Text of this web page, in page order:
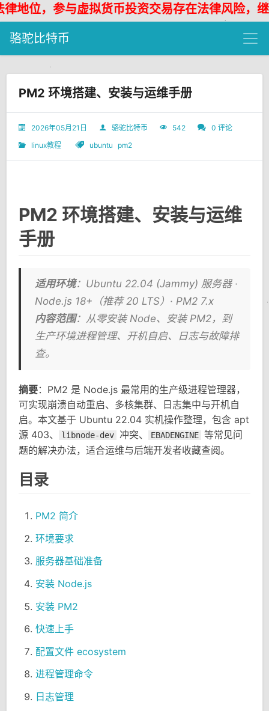
虚拟货币投资交易存在法律风险，继续浏览代
骆驼比特币
PM2 环境搭建、安装与运维手册
2026年05月21日 骆驼比特币 542
0 评论
linux教程
ubuntu pm2
PM2 环境搭建、安装与运维
手册
适用环境：Ubuntu 22.04 (Jammy) 服务器 ·
Node.js 18+（推荐 20 LTS）· PM2 7.x
内容范围：从零安装 Node、安装 PM2，到
生产环境进程管理、开机自启、日志与故障排
查。
摘要：PM2 是 Node.js 最常用的生产级进程管理器，
可实现崩溃自动重启、多核集群、日志集中与开机自
启。本文基于 Ubuntu 22.04 实机操作整理，包含 apt
源 403、
libnode-dev 冲突、 EBADENGINE 等常见问
题的解决办法，适合运维与后端开发者收藏查阅。
目录
PM2 简介
环境要求
服务器基础准备
安装 Node.js
安装 PM2
快速上手
配置文件 ecosystem
进程管理命令
日志管理